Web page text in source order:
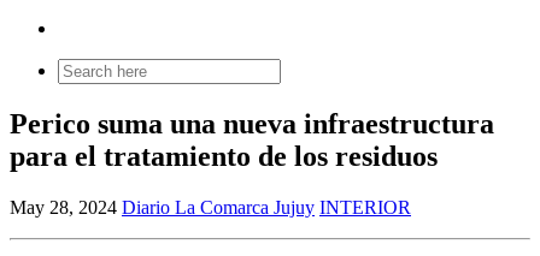
Search
for:
Perico suma una nueva infraestructura
para el tratamiento de los residuos
May 28, 2024 Diario La Comarca Jujuy INTERIOR